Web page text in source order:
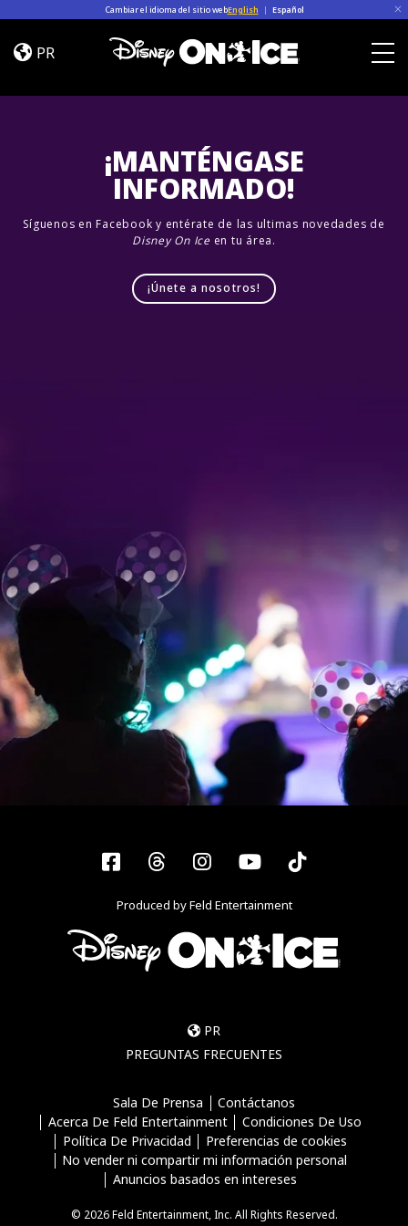
Cambiar el idioma del sitio webEnglish | Español
Road
Trip
PR
¡MANTÉNGASE
INFORMADO!
Síguenos en Facebook y entérate de las ultimas novedades de
Disney On Iceen tu área.
¡Únete a nosotros!
Facebook
ThreadsInstagram
YouTubeTiktok
Produced by Feld Entertainment
PR
PREGUNTAS FRECUENTES
Sala De Prensa
Contáctanos
Acerca De Feld Entertainment
Condiciones De Uso
Política De Privacidad
Preferencias de cookies
No vender ni compartir mi información personal
Anuncios basados en intereses
© 2026 Feld Entertainment, Inc. All Rights Reserved.